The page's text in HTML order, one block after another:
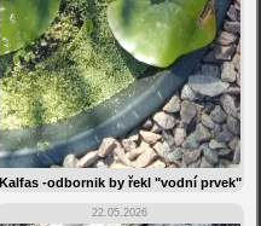
Kalfas -odbornik by řekl "vodní prvek"
22.05.2026